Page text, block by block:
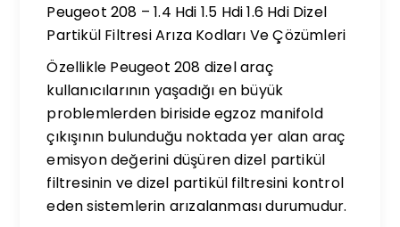
Peugeot 208 – 1.4 Hdi 1.5 Hdi 1.6 Hdi Dizel
Partikül Filtresi Arıza Kodları Ve Çözümleri
Özellikle Peugeot 208 dizel araç
kullanıcılarının yaşadığı en büyük
problemlerden biriside egzoz manifold
çıkışının bulunduğu noktada yer alan araç
emisyon değerini düşüren dizel partikül
filtresinin ve dizel partikül filtresini kontrol
eden sistemlerin arızalanması durumudur.